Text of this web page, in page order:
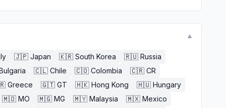
▼
🇯🇵 Japan 🇰🇷 South Korea 🇷🇺 Russia
🇨🇱 Chile 🇨🇴 Colombia 🇨🇷 CR
Greece 🇬🇹 GT 🇭🇰 Hong Kong 🇭🇺 Hungary
🇲🇴 MO 🇲🇬 MG 🇲🇾 Malaysia 🇲🇽 Mexico